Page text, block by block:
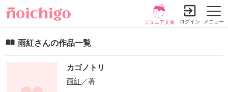
メニュー
ジュニア文庫 ログイン
雨紅さんの作品一覧
カゴノトリ
雨紅 ／著